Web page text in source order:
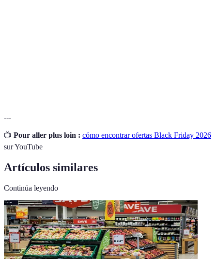
---
📺 Pour aller plus loin : cómo encontrar ofertas Black Friday 2026
sur YouTube
Artículos similares
Continúa leyendo